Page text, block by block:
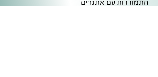
התמודדות עם אתגרים